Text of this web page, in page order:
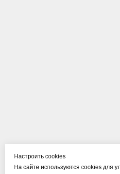
Настроить cookies
На сайте используются cookies для